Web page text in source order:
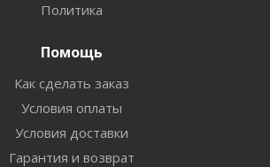
Политика
Помощь
Как сделать заказ
Условия оплаты
Условия доставки
Гарантия и возврат